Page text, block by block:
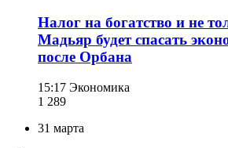
Налог на богатство и не
Мадьяр будет спасать
после Орбана
15:17 Экономика
1 289
31 марта